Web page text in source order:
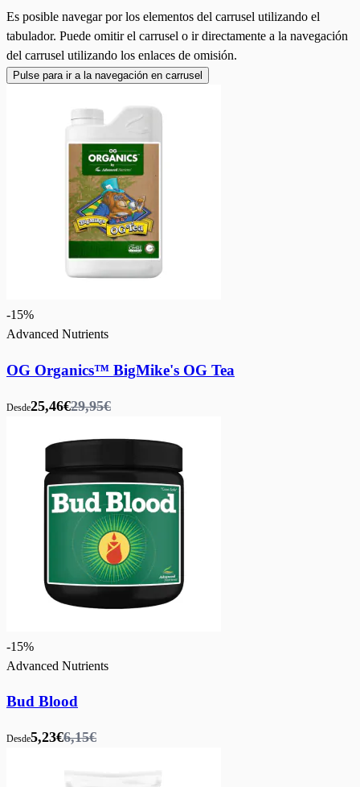
Es posible navegar por los elementos del carrusel utilizando el
tabulador. Puede omitir el carrusel o ir directamente a la navegación
del carrusel utilizando los enlaces de omisión.
Pulse para ir a la navegación en carrusel
-15%
Advanced Nutrients
OG Organics™ BigMike's OG Tea
Desde25,46€29,95€
-15%
Advanced Nutrients
Bud Blood
Desde5,23€6,15€